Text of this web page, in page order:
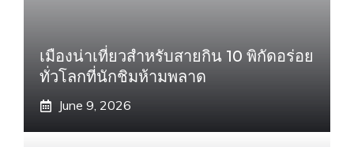
เมืองน่าเที่ยวสำหรับสายกิน 10 พิกัดอร่อย
ทั่วโลกที่นักชิมห้ามพลาด
June 9, 2026